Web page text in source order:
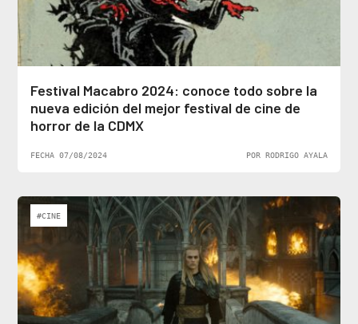
Festival Macabro 2024: conoce todo sobre la
nueva edición del mejor festival de cine de
horror de la CDMX
FECHA 07/08/2024 POR RODRIGO AYALA
#CINE